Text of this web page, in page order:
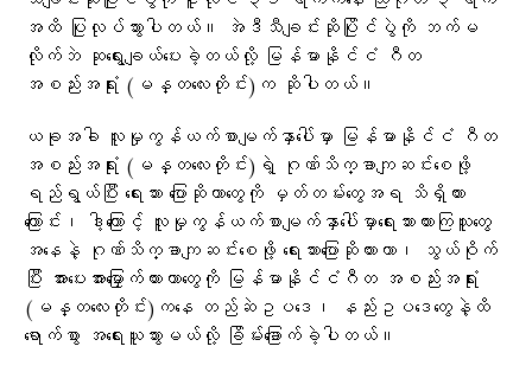
အထိ ပြုလုပ်သွားပါတယ်။ အဲဒီသီချင်းဆိုပြိုင်ပွဲကို ဘက်မ
လိုက်ဘဲ ဆုရွေးချယ်ပေးခဲ့တယ်လို့ မြန်မာနိုင်ငံ ဂီတ
အစည်းအရုံး (မန္တလေးတိုင်း)က ဆိုပါတယ်။
ယခုအခါ လူမှုကွန်ယက်စာမျက်နှာပေါ်မှာ မြန်မာနိုင်ငံ ဂီတ
အစည်းအရုံး (မန္တလေးတိုင်း)ရဲ့ ဂုဏ်သိက္ခာကျဆင်းစေဖို့
ရည်ရွယ်ပြီး ရေးသား ပြောဆိုတာတွေကို မှတ်တမ်းတွေအရ သိရှိထား
ကြောင်း၊ ဒါ့ကြောင့် လူမှုကွန်ယက်စာမျက်နှာပေါ်မှာရေးသားထားကြသူတွေ
အနေနဲ့ ဂုဏ်သိက္ခာကျဆင်းစေဖို့ ရေးသားပြောဆိုထားတာ၊ သွယ်ဝိုက်
ပြီး အားပေးအားမြှောက်ထားတာတွေကို မြန်မာနိုင်ငံဂီတ အစည်းအရုံး
(မန္တလေးတိုင်း)ကနေ တည်ဆဲဥပဒေ၊ နည်းဥပဒေတွေနဲ့ထိ
ရောက်စွာ အရေးယူသွားမယ်လို့ ခြိမ်းခြောက်ခဲ့ပါတယ်။